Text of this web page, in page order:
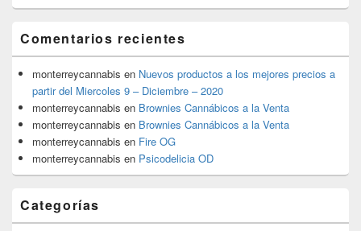
Comentarios recientes
monterreycannabis en Nuevos productos a los mejores precios a
partir del Miercoles 9 – Diciembre – 2020
monterreycannabis en Brownies Cannábicos a la Venta
monterreycannabis en Brownies Cannábicos a la Venta
monterreycannabis en Fire OG
monterreycannabis en Psicodelicia OD
Categorías